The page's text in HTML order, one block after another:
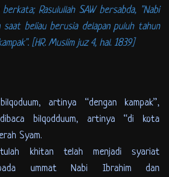
Rasulullah SAW bersabda, "Nabi
beliau berusia delapan puluh tahun
[HR. Muslim juz 4, hal. 1839]
artinya “dengan kampak”,
bilqodduum, artinya “di kota
Syam.
khitan telah menjadi syariat
ummat Nabi Ibrahim dan